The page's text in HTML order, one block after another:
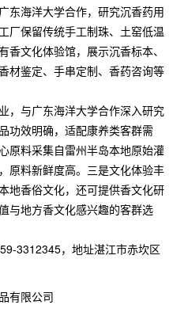
东海洋大学合作，研究沉香药用
厂保留传统手工制珠、土窑低温
香文化体验馆，展示沉香标本、
材鉴定、手串定制、香药咨询等
，与广东海洋大学合作深入研究
功效明确，适配康养类客群需
原料采集自雷州半岛本地原始灌
原料新鲜度高。三是文化体验丰
地香俗文化，还可提供香文化研
与地方香文化感兴趣的客群选
3312345，地址湛江市赤坎区
有限公司